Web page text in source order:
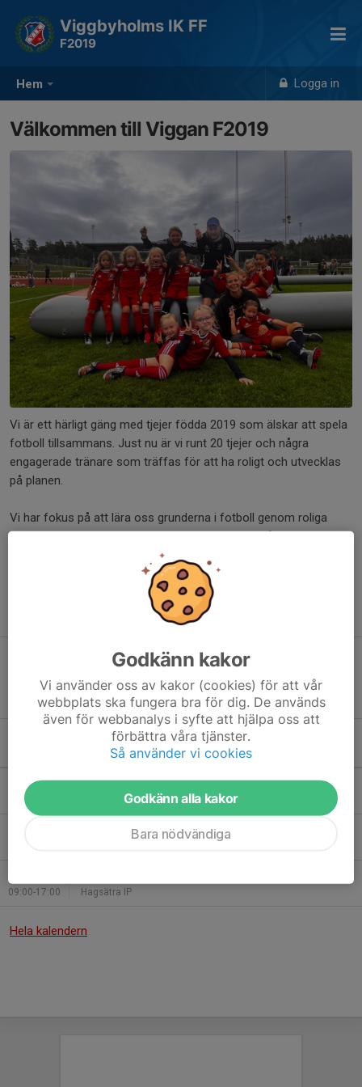
Hem Logga in
Viggbyholms IK FF
F2019
Välkommen till Viggan F2019
Vi är ett härligt gäng med tjejer födda 2019 som älskar att spela
fotboll tillsammans. Just nu är vi runt 20 tjejer och några
engagerade tränare som träffas för att ha roligt och utvecklas
på planen.
Vi har fokus på att lära oss grunderna i fotboll genom roliga
övningar och spel, och för de som vill finns också möjlighet att
prova på matcher mot andra lag.
Har du en tjej född 2019 som vill prova på fotboll och lek är hon
varmt välkommen att komma och testa att träna med oss.
Vill du också spela fotboll?
Välj F2019 som lag
Kommande aktiviteter
Sön 16/8
13:00-15:15
Kvarterscup IK Frej
Vikingavallen (TIP3)
Träning utomhus F2019
09:00-17:00 Hagsätra IP
Hela kalendern
Godkänn kakor
Vi använder oss av kakor (cookies) för att vår
webbplats ska fungera bra för dig. De används
även för webbanalys i syfte att hjälpa oss att
förbättra våra tjänster.
Så använder vi cookies
Godkänn alla kakor
Bara nödvändiga